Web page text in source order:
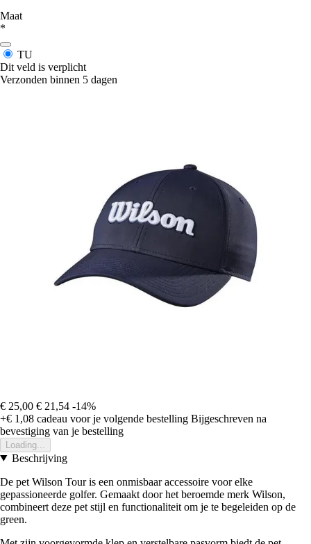
Maat
*
TU
Dit veld is verplicht
Verzonden binnen 5 dagen
€ 25,00 € 21,54 -14%
+€ 1,08 cadeau voor je volgende bestelling Bijgeschreven na
bevestiging van je bestelling
Loading...
Beschrijving
De pet Wilson Tour is een onmisbaar accessoire voor elke
gepassioneerde golfer. Gemaakt door het beroemde merk Wilson,
combineert deze pet stijl en functionaliteit om je te begeleiden op de
green.